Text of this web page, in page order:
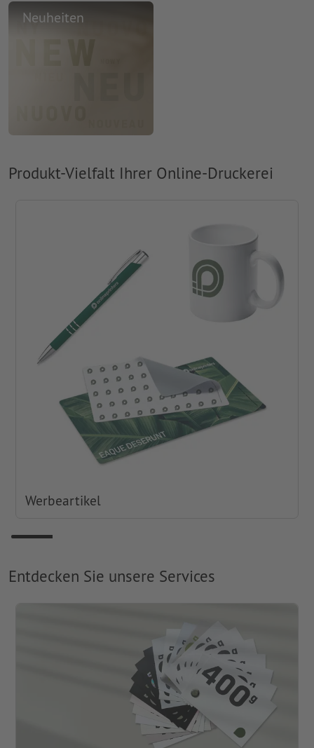
Neuheiten
Produkt-Vielfalt Ihrer Online-Druckerei
Werbeartikel
Entdecken Sie unsere Services